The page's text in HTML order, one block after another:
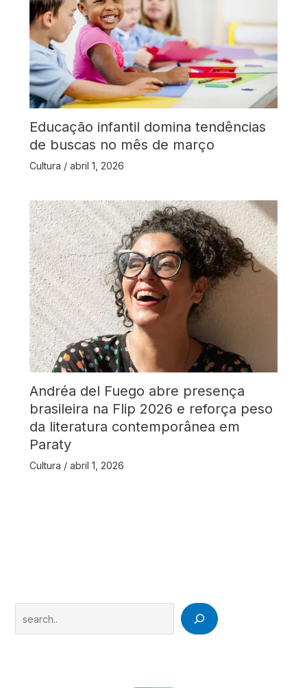
Educação infantil domina tendências
de buscas no mês de março
Cultura / abril 1, 2026
Andréa del Fuego abre presença
brasileira na Flip 2026 e reforça peso
da literatura contemporânea em
Paraty
Cultura / abril 1, 2026